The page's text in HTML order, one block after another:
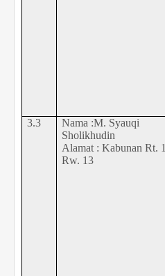
3.3
Nama :M. Syauqi
Sholikhudin
Alamat : Kabunan Rt. 1
Rw. 13